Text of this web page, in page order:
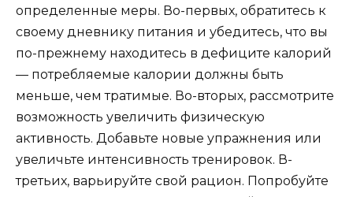
определенные меры. Во-первых, обратитесь к
своему дневнику питания и убедитесь, что вы
по-прежнему находитесь в дефиците калорий
— потребляемые калории должны быть
меньше, чем тратимые. Во-вторых, рассмотрите
возможность увеличить физическую
активность. Добавьте новые упражнения или
увеличьте интенсивность тренировок. В-
третьих, варьируйте свой рацион. Попробуйте